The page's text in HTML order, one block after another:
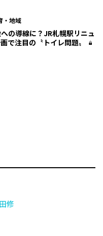
・地域
の導線に？JR札幌駅リニュ
で注目の〝トイレ問題〟
修